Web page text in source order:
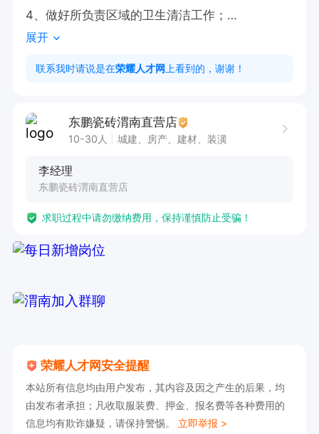
4、做好所负责区域的卫生清洁工作；
5、完成上级领导交办的其他任务。
任职资格：
3、具有较强的沟通能力及服务意识，吃苦耐劳；
上班时间：9:00-18:00.
展开
联系我时请说是在荣耀人才网 上看到的，谢谢！
东鹏瓷砖渭南直营店
10-30人 城建、房产、建材、装潢
李经理
东鹏瓷砖渭南直营店
求职过程中请勿缴纳费用，保持谨慎防止受骗！
荣耀人才网安全提醒
本站所有信息均由用户发布，其内容及因之产生的后果，均
由发布者承担；凡收取服装费、押金、报名费等各种费用的
信息均有欺诈嫌疑，请保持警惕。 立即举报 >